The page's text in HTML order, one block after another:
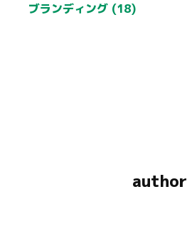
ブランディング (18)
author